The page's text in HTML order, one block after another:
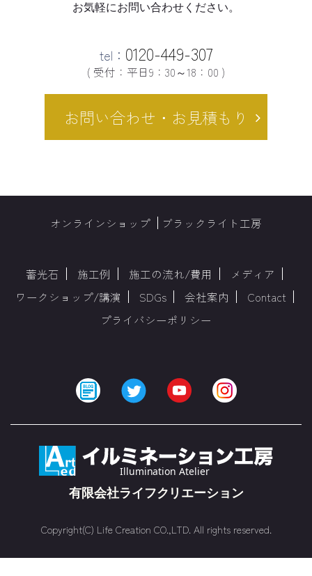
お気軽にお問い合わせください。
tel： 0120-449-307
( 受付：平日9：30～18：00 )
お問い合わせ・お見積もり
オンラインショップ ブラックライト工房
蓄光石 施工例 施工の流れ/費用
メディア
ワークショップ/講演
SDGs 会社案内
Contact
プライバシーポリシー
Copyright(C) Life Creation CO.,LTD. All rights reserved.